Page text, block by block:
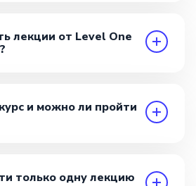
лекции от Level One
и можно ли пройти
только одну лекцию